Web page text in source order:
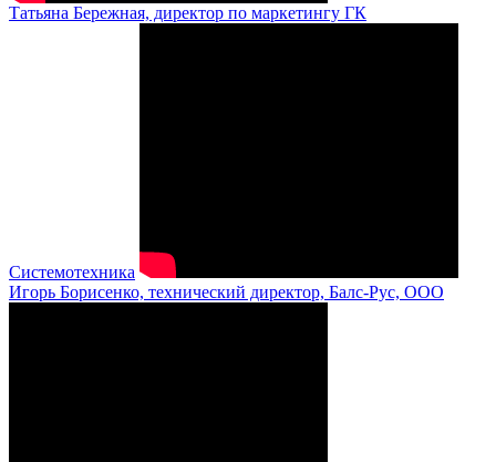
Татьяна Бережная, директор по маркетингу ГК
Системотехника
Игорь Борисенко, технический директор, Балс-Рус, ООО